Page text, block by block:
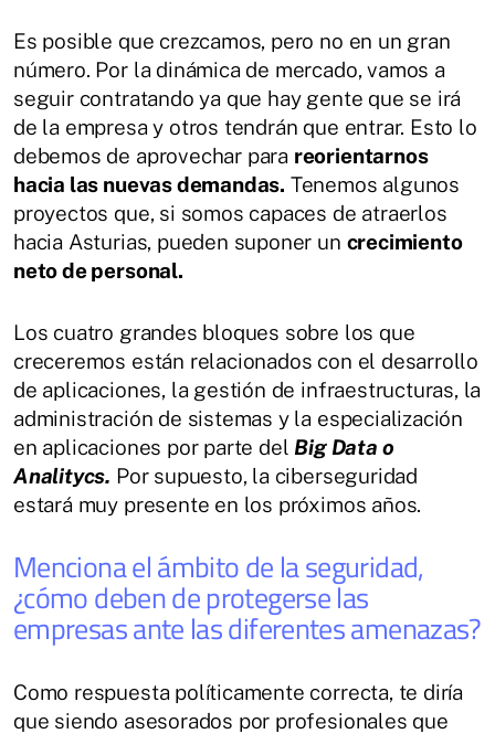
Es posible que crezcamos, pero no en un gran
número. Por la dinámica de mercado, vamos a
seguir contratando ya que hay gente que se irá
de la empresa y otros tendrán que entrar. Esto lo
debemos de aprovechar para reorientarnos
hacia las nuevas demandas. Tenemos algunos
proyectos que, si somos capaces de atraerlos
hacia Asturias, pueden suponer un crecimiento
neto de personal.
Los cuatro grandes bloques sobre los que
creceremos están relacionados con el desarrollo
de aplicaciones, la gestión de infraestructuras, la
administración de sistemas y la especialización
en aplicaciones por parte del Big Data o
Analitycs. Por supuesto, la ciberseguridad
estará muy presente en los próximos años.
Menciona el ámbito de la seguridad,
¿cómo deben de protegerse las
empresas ante las diferentes amenazas?
Como respuesta políticamente correcta, te diría
que siendo asesorados por profesionales que